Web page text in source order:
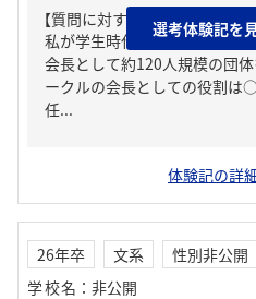
【質問に対する回答1】
私が学生時代一番頑張った
会長として約120人規模の団
ークルの会長としての役割
任...
選考体験記を
体験記の詳
26年卒 文系
性別非公開
学校名 ： 非公開